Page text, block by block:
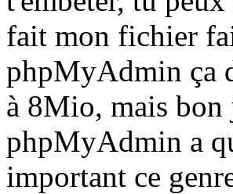
fait mon fichier
phpMyAdmin ça
à 8Mio, mais bon
phpMyAdmin a
important ce